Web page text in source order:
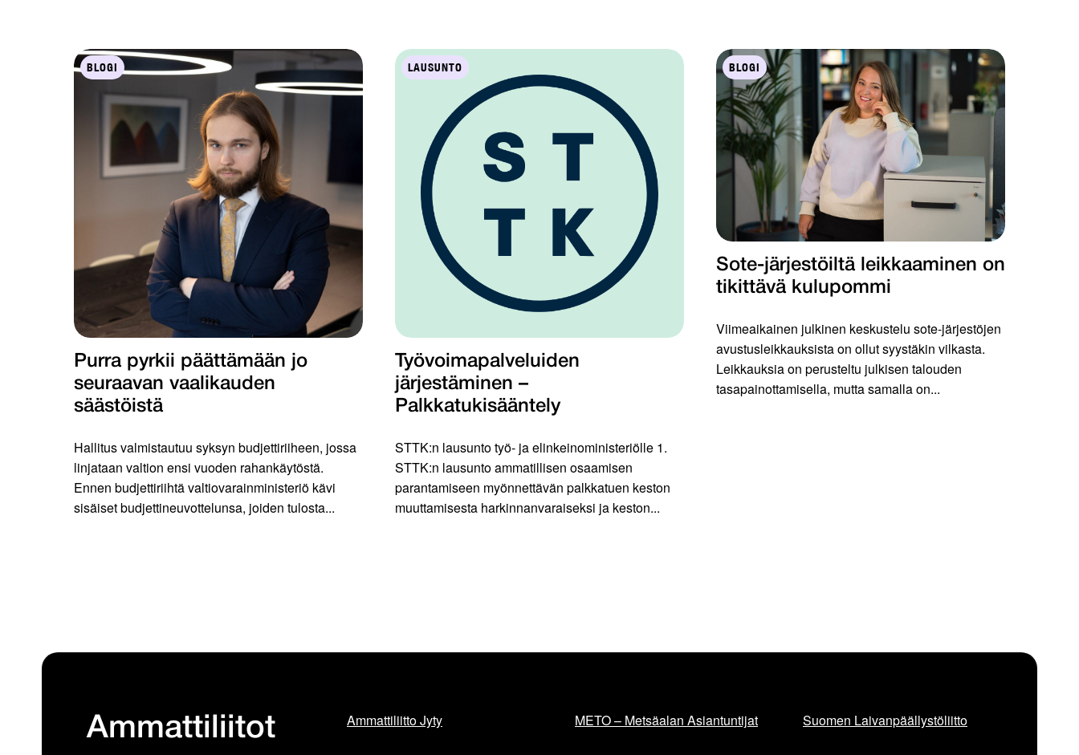
BLOGI
Purra pyrkii päättämään jo
seuraavan vaalikauden
säästöistä
Hallitus valmistautuu syksyn budjettiriiheen, jossa
linjataan valtion ensi vuoden rahankäytöstä.
Ennen budjettiriihtä valtiovarainministeriö kävi
sisäiset budjettineuvottelunsa, joiden tulosta...
LAUSUNTO
Työvoimapalveluiden
järjestäminen –
Palkkatukisääntely
STTK:n lausunto työ- ja elinkeinoministeriölle 1.
STTK:n lausunto ammatillisen osaamisen
parantamiseen myönnettävän palkkatuen keston
muuttamisesta harkinnanvaraiseksi ja keston...
BLOGI
Sote-järjestöiltä leikkaaminen on
tikittävä kulupommi
Viimeaikainen julkinen keskustelu sote-järjestöjen
avustusleikkauksista on ollut syystäkin vilkasta.
Leikkauksia on perusteltu julkisen talouden
tasapainottamisella, mutta samalla on...
Ammattiliitot Ammattiliitto Jyty METO – Metsäalan Asiantuntijat Suomen Laivanpäällystöliitto